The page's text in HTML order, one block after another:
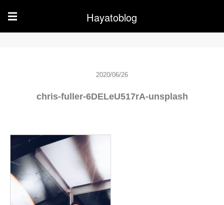
☰ Hayatoblog
2020/06/26
chris-fuller-6DELeU517rA-unsplash